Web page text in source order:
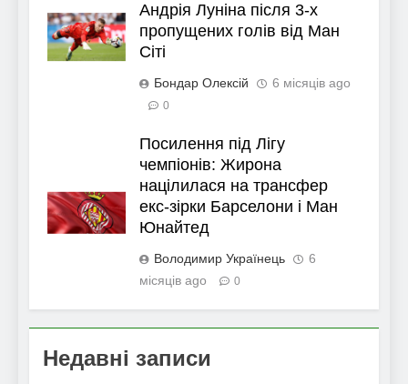
Андрія Луніна після 3-х
пропущених голів від Ман
Сіті
Бондар Олексій 6 місяців ago
0
Посилення під Лігу
чемпіонів: Жирона
націлилася на трансфер
екс-зірки Барселони і Ман
Юнайтед
Володимир Українець
6
місяців ago
0
Недавні записи